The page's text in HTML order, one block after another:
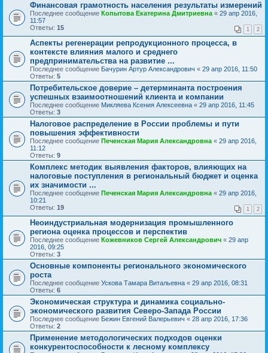
Финансовая грамотность населения результаты измерений
Последнее сообщение Копытова Екатерина Дмитриевна « 29 апр 2016,
11:57
Ответы: 15 1 2
Аспекты регенерации репродукционного процесса, в
контексте влияния малого и среднего
предпринимательства на развитие ...
Последнее сообщение Бачурин Артур Александрович « 29 апр 2016, 11:50
Ответы: 5
Потребительское доверие – детерминанта построения
успешных взаимоотношений клиента и компании
Последнее сообщение Микляева Ксения Алексеевна « 29 апр 2016, 11:45
Ответы: 3
Налоговое распределение в России проблемы и пути
повышения эффективности
Последнее сообщение Печенская Мария Александровна « 29 апр 2016,
11:12
Ответы: 9
Комплекс методик выявления факторов, влияющих на
налоговые поступления в региональный бюджет и оценка
их значимости ...
Последнее сообщение Печенская Мария Александровна « 29 апр 2016,
10:21
Ответы: 19 1 2
Неоиндустриальная модернизация промышленного
региона оценка процессов и перспектив
Последнее сообщение Кожевников Сергей Александрович « 29 апр
2016, 09:25
Ответы: 3
Основные компоненты регионального экономического
роста
Последнее сообщение Ускова Тамара Витальевна « 29 апр 2016, 08:31
Ответы: 6
Экономическая структура и динамика социально-
экономического развития Северо-Запада России
Последнее сообщение Бежин Евгений Валерьевич « 28 апр 2016, 17:36
Ответы: 2
Применение методологических подходов оценки
конкурентоспособности к лесному комплексу